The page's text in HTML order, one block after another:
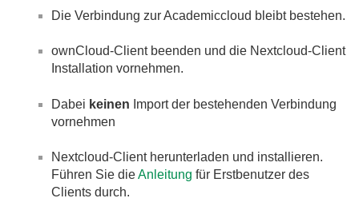
Die Verbindung zur Academiccloud bleibt bestehen.
ownCloud-Client beenden und die Nextcloud-Client
Installation vornehmen.
Dabei keinen Import der bestehenden Verbindung
vornehmen
Nextcloud-Client herunterladen und installieren.
Führen Sie dieAnleitung für Erstbenutzer des
Clients durch.